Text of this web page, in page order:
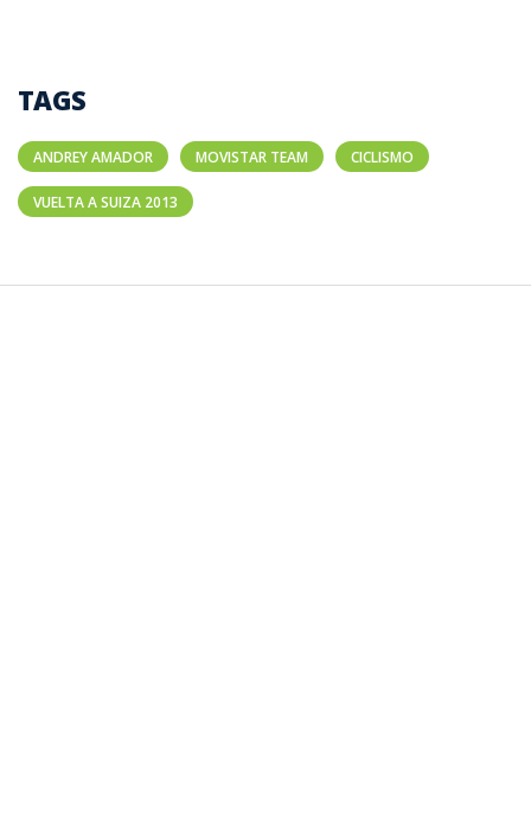
TAGS
ANDREY AMADOR MOVISTAR TEAM CICLISMO
VUELTA A SUIZA 2013